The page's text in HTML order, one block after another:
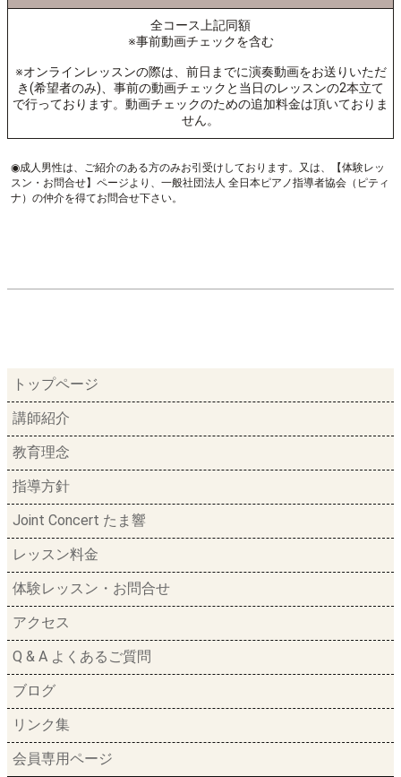
全コース上記同額
※事前動画チェックを含む
※オンラインレッスンの際は、前日までに演奏動画をお送りいただ
き(希望者のみ)、事前の動画チェックと当日のレッスンの2本立て
で行っております。動画チェックのための追加料金は頂いておりま
せん。
◉成人男性は、ご紹介のある方のみお引受けしております。又は、【体験レッ
スン・お問合せ】ページより、一般社団法人 全日本ピアノ指導者協会（ピティ
ナ）の仲介を得てお問合せ下さい。
トップページ
講師紹介
教育理念
指導方針
Joint Concert たま響
レッスン料金
体験レッスン・お問合せ
アクセス
Q & A よくあるご質問
ブログ
リンク集
会員専用ページ